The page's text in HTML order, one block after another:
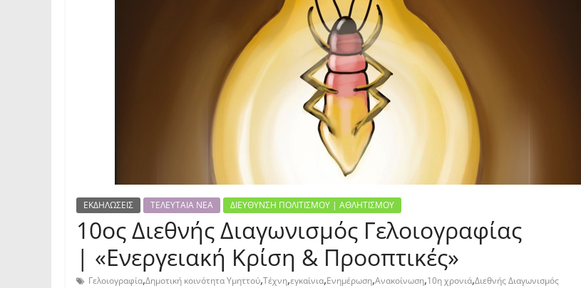
ΕΚΔΗΛΩΣΕΙΣ ΤΕΛΕΥΤΑΙΑ ΝΕΑ ΔΙΕΥΘΥΝΣΗ ΠΟΛΙΤΙΣΜΟΥ | ΑΘΛΗΤΙΣΜΟΥ
10ος Διεθνής Διαγωνισμός Γελοιογραφίας
| «Ενεργειακή Κρίση & Προοπτικές»
Γελοιογραφία,Δημοτική κοινότητα Υμηττού,Τέχνη,εγκαίνια,Ενημέρωση,Ανακοίνωση,10η χρονιά,Διεθνής Διαγωνισμός